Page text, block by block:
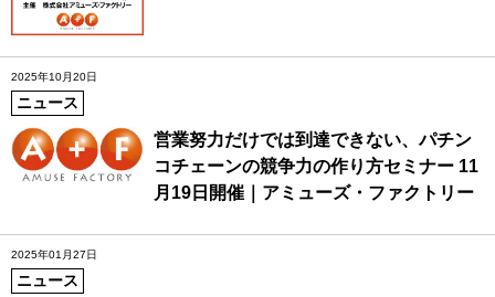
2025年10月20日
ニュース
営業努力だけでは到達できない、パチン
コチェーンの競争力の作り方セミナー 11
月19日開催｜アミューズ・ファクトリー
2025年01月27日
ニュース